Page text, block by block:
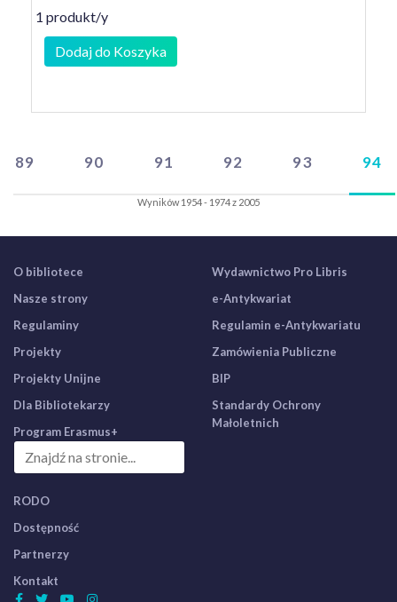
1 produkt/y
Dodaj do Koszyka
89 90 91 92 93 94
Wyników 1954 - 1974 z 2005
O bibliotece
Nasze strony
Regulaminy
Projekty
Projekty Unijne
Dla Bibliotekarzy
Program Erasmus+
Wydawnictwo Pro Libris
e-Antykwariat
Regulamin e-Antykwariatu
Zamówienia Publiczne
BIP
Standardy Ochrony
Małoletnich
RODO
Dostępność
Partnerzy
Kontakt